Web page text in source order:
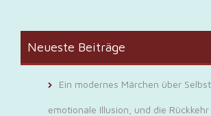
Neueste Beiträge
Ein modernes Märchen über
emotionale Illusion, und die